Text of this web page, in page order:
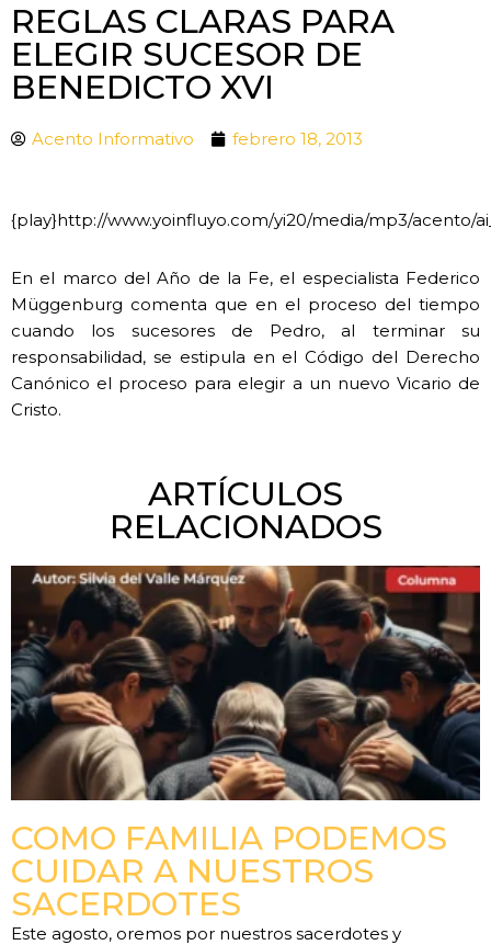
REGLAS CLARAS PARA
ELEGIR SUCESOR DE
BENEDICTO XVI
Acento Informativo febrero 18, 2013
{play}http://www.yoinfluyo.com/yi20/media/mp3/acento/
En el marco del Año de la Fe, el especialista Federico
Müggenburg comenta que en el proceso del tiempo
cuando los sucesores de Pedro, al terminar su
responsabilidad, se estipula en el Código del Derecho
Canónico el proceso para elegir a un nuevo Vicario de
Cristo.
ARTÍCULOS
RELACIONADOS
COMO FAMILIA PODEMOS
CUIDAR A NUESTROS
SACERDOTES
Este agosto, oremos por nuestros sacerdotes y